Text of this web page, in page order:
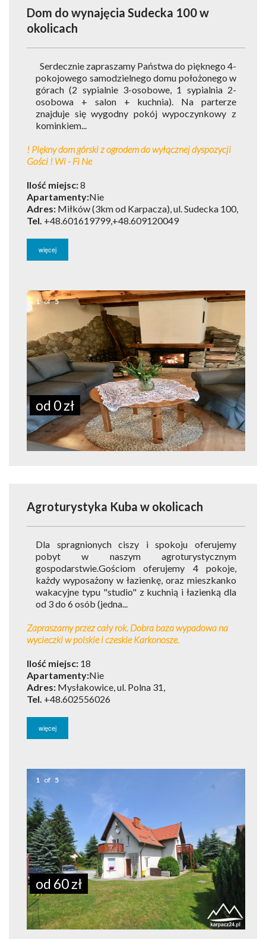
Dom do wynajęcia Sudecka 100w
okolicach
Serdecznie zapraszamy Państwa do pięknego 4-
pokojowego samodzielnego domu położonego w
górach (2 sypialnie 3-osobowe, 1 sypialnia 2-
osobowa + salon + kuchnia). Na parterze
znajduje się wygodny pokój wypoczynkowy z
kominkiem...
! Piękny dom górski z ogrodem do wyłącznej dyspozycji
Gości ! Wi - Fi Ne
Ilość miejsc:8
Apartamenty:Nie
Adres: Miłków (3km od Karpacza), ul. Sudecka 100,
Tel. +48.601619799,+48.609120049
więcej
1 of 5
od 0 zł
Agroturystyka Kuba w okolicach
Dla spragnionych ciszy i spokoju oferujemy
pobyt w naszym agroturystycznym
gospodarstwie.Gościom oferujemy 4 pokoje,
każdy wyposażony w łazienkę, oraz mieszkanko
wakacyjne typu "studio" z kuchnią i łazienką dla
od 3 do 6 osób (jedna...
Zapraszamy przez cały rok. Dobra baza wypadowa na
wycieczki w polskie i czeskie Karkonosze.
Ilość miejsc: 18
Apartamenty:Nie
Adres: Mysłakowice, ul. Polna 31,
Tel. +48.602556026
więcej
1 of 5
od 60 zł